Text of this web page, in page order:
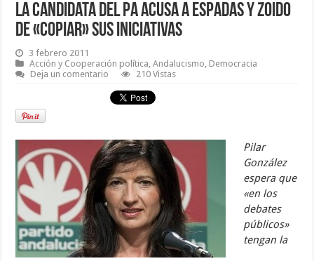
La candidata del PA acusa a Espadas y Zoido
de «copiar» sus iniciativas
3 febrero 2011
Acción y Cooperación política ,Andalucismo Democracia
Deja un comentario
210 Vistas
Pilar
González
espera que
«en los
debates
públicos»
tengan la